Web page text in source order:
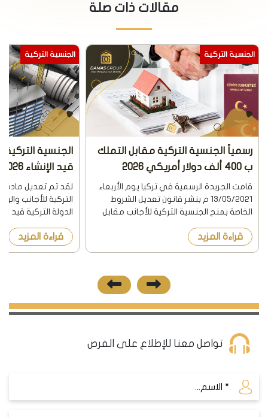
مقالات ذات صلة
الجنسية التركية
رسمياً الجنسية التركية مقابل التملك
ب 400 ألف دولار أمريكي 2026
قامت الجريدة الرسمية في تركيا يوم الأربعاء
13/05/2021 م بنشر قانون تعديل الشروط
الخاصة بمنح الجنسية التركية للأجانب مقابل
والإستثمار والإيداع في البنوك التركية
قراءة المزيد
الجنسية التركية
الجنسية
قيد الإنشاء 2026
لقد تم تعديل مادة
التركية للأجانب
الدولة التركية قيد
8/12/2018
قراءة المزيد
تواصل معنا للإطلاع على الفرص